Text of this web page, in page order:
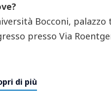
Bocconi, palazzo
presso Via
di più